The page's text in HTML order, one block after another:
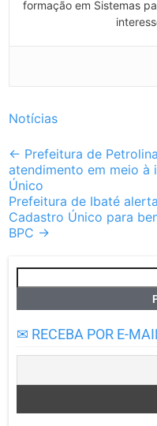
formação em Sistemas
Notícias
Post
navigation
← Prefeitura de
atendimento em meio à
Único
Prefeitura de Ibaté
Cadastro Único para
BPC →
por:
✉ RECEBA POR E-